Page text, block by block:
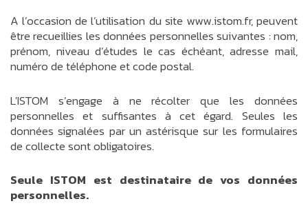
A l’occasion de l’utilisation du site www.istom.fr, peuvent
être recueillies les données personnelles suivantes : nom,
prénom, niveau d’études le cas échéant, adresse mail,
numéro de téléphone et code postal.
L'ISTOM s’engage à ne récolter que les données
personnelles et suffisantes à cet égard. Seules les
données signalées par un astérisque sur les formulaires
de collecte sont obligatoires.
Seule ISTOM est destinataire de vos données
personnelles.